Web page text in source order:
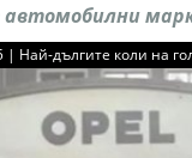
| Най-дългите коли на